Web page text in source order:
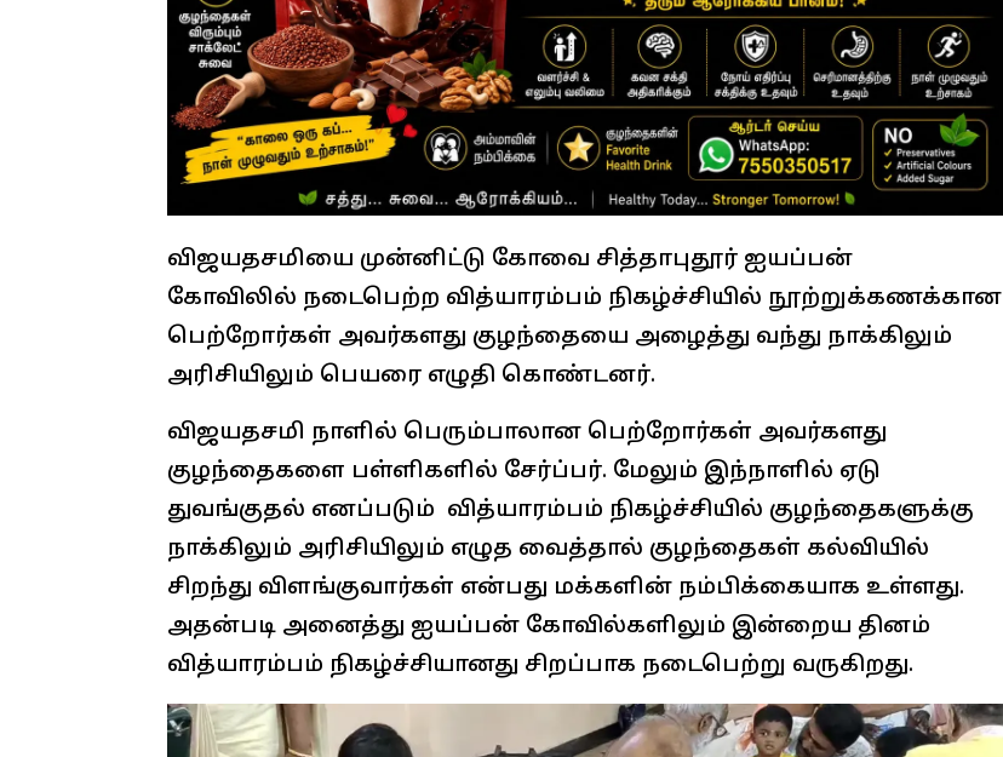
விஜயதசமியை முன்னிட்டு கோவை சித்தாபுதூர் ஐயப்பன்
கோவிலில் நடைபெற்ற வித்யாரம்பம் நிகழ்ச்சியில் நூற்றுக்கணக்கான
பெற்றோர்கள் அவர்களது குழந்தையை அழைத்து வந்து நாக்கிலும்
அரிசியிலும் பெயரை எழுதி கொண்டனர்.
விஜயதசமி நாளில் பெரும்பாலான பெற்றோர்கள் அவர்களது
குழந்தைகளை பள்ளிகளில் சேர்ப்பர். மேலும் இந்நாளில் ஏடு
துவங்குதல் எனப்படும் வித்யாரம்பம் நிகழ்ச்சியில் குழந்தைகளுக்கு
நாக்கிலும் அரிசியிலும் எழுத வைத்தால் குழந்தைகள் கல்வியில்
சிறந்து விளங்குவார்கள் என்பது மக்களின் நம்பிக்கையாக உள்ளது.
அதன்படி அனைத்து ஐயப்பன் கோவில்களிலும் இன்றைய தினம்
வித்யாரம்பம் நிகழ்ச்சியானது சிறப்பாக நடைபெற்று வருகிறது.